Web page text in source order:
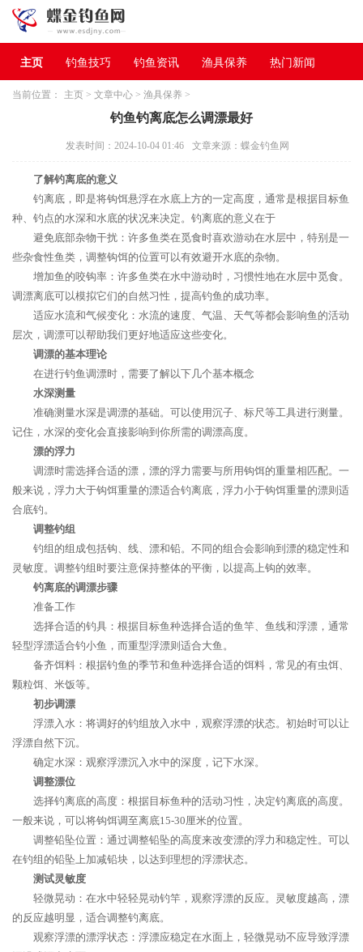
主页 钓鱼技巧 钓鱼资讯 渔具保养 热门新闻
当前位置： 主页 > 文章中心 > 渔具保养 >
钓鱼钓离底怎么调漂最好
发表时间：2024-10-04 01:46 文章来源：蝶金钓鱼网
了解钓离底的意义
钓离底，即是将钩饵悬浮在水底上方的一定高度，通常是根据目标鱼
种、钓点的水深和水底的状况来决定。钓离底的意义在于
避免底部杂物干扰：许多鱼类在觅食时喜欢游动在水层中，特别是一
些杂食性鱼类，调整钩饵的位置可以有效避开水底的杂物。
增加鱼的咬钩率：许多鱼类在水中游动时，习惯性地在水层中觅食。
调漂离底可以模拟它们的自然习性，提高钓鱼的成功率。
适应水流和气候变化：水流的速度、气温、天气等都会影响鱼的活动
层次，调漂可以帮助我们更好地适应这些变化。
调漂的基本理论
在进行钓鱼调漂时，需要了解以下几个基本概念
水深测量
准确测量水深是调漂的基础。可以使用沉子、标尺等工具进行测量。
记住，水深的变化会直接影响到你所需的调漂高度。
漂的浮力
调漂时需选择合适的漂，漂的浮力需要与所用钩饵的重量相匹配。一
般来说，浮力大于钩饵重量的漂适合钓离底，浮力小于钩饵重量的漂则适
合底钓。
调整钓组
钓组的组成包括钩、线、漂和铅。不同的组合会影响到漂的稳定性和
灵敏度。调整钓组时要注意保持整体的平衡，以提高上钩的效率。
钓离底的调漂步骤
准备工作
选择合适的钓具：根据目标鱼种选择合适的鱼竿、鱼线和浮漂，通常
轻型浮漂适合钓小鱼，而重型浮漂则适合大鱼。
备齐饵料：根据钓鱼的季节和鱼种选择合适的饵料，常见的有虫饵、
颗粒饵、米饭等。
初步调漂
浮漂入水：将调好的钓组放入水中，观察浮漂的状态。初始时可以让
浮漂自然下沉。
确定水深：观察浮漂沉入水中的深度，记下水深。
调整漂位
选择钓离底的高度：根据目标鱼种的活动习性，决定钓离底的高度。
一般来说，可以将钩饵调至离底15-30厘米的位置。
调整铅坠位置：通过调整铅坠的高度来改变漂的浮力和稳定性。可以
在钓组的铅坠上加减铅块，以达到理想的浮漂状态。
测试灵敏度
轻微晃动：在水中轻轻晃动钓竿，观察浮漂的反应。灵敏度越高，漂
的反应越明显，适合调整钓离底。
观察浮漂的漂浮状态：浮漂应稳定在水面上，轻微晃动不应导致浮漂